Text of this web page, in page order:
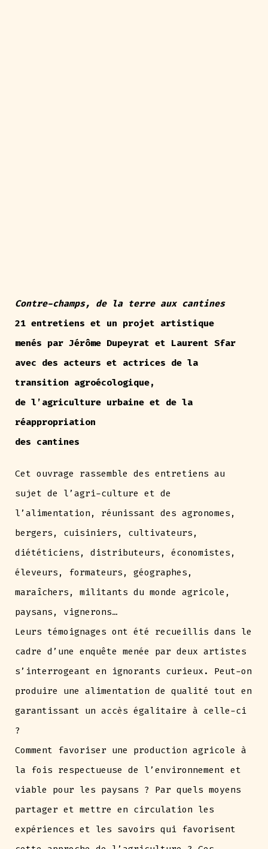
Contre-champs, de la terre aux cantines
21 entretiens et un projet artistique
menés par Jérôme Dupeyrat et Laurent Sfar
avec des acteurs et actrices de la
transition agroécologique,
de l’agriculture urbaine et de la
réappropriation
des cantines
Cet ouvrage rassemble des entretiens au
sujet de l’agri-culture et de
l’alimentation, réunissant des agronomes,
bergers, cuisiniers, cultivateurs,
diététiciens, distributeurs, économistes,
éleveurs, formateurs, géographes,
maraîchers, militants du monde agricole,
paysans, vignerons…
Leurs témoignages ont été recueillis dans le
cadre d’une enquête menée par deux artistes
s’interrogeant en ignorants curieux. Peut-on
produire une alimentation de qualité tout en
garantissant un accès égalitaire à celle-ci
?
Comment favoriser une production agricole à
la fois respectueuse de l’environnement et
viable pour les paysans ? Par quels moyens
partager et mettre en circulation les
expériences et les savoirs qui favorisent